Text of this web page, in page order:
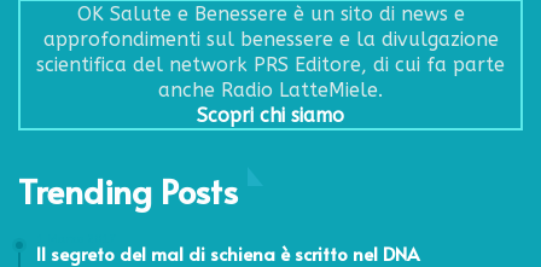
OK Salute e Benessere è un sito di news e
approfondimenti sul benessere e la divulgazione
scientifica del network PRS Editore, di cui fa parte
anche Radio LatteMiele.
Scopri chi siamo
Trending Posts
Il segreto del mal di schiena è scritto nel DNA